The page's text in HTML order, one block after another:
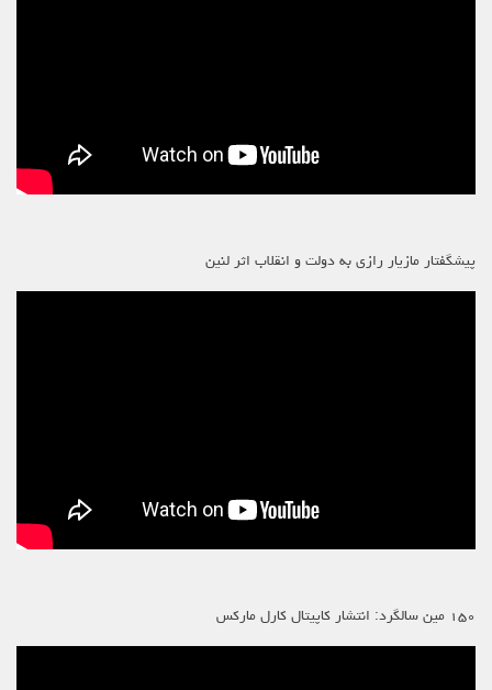
پیشگفتار مازیار رازی به دولت و انقلاب اثر لنین
۱۵۰ مین سالگرد: انتشار کاپیتال کارل مارکس